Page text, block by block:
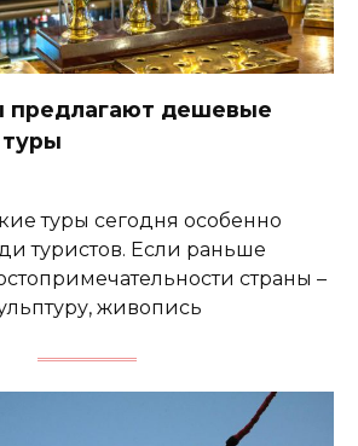
предлагают дешевые
туры сегодня особенно
туристов. Если раньше
страны –
живопись